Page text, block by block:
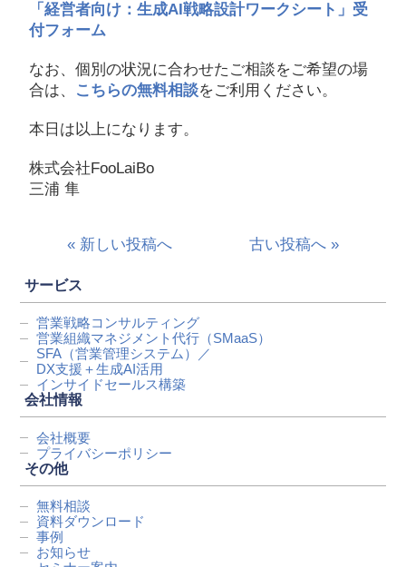
「経営者向け：生成AI戦略設計ワークシート」受
付フォーム
なお、個別の状況に合わせたご相談をご希望の場
合は、 こちらの無料相談をご利用ください。
本日は以上になります。
株式会社FooLaiBo
三浦 隼
« 新しい投稿へ 古い投稿へ »
サービス
営業戦略コンサルティング
営業組織マネジメント代行 （SMaaS）
SFA（営業管理システム）／
DX支援＋生成AI活用
インサイドセールス構築
会社情報
会社概要
プライバシーポリシー
その他
無料相談
資料ダウンロード
事例
お知らせ